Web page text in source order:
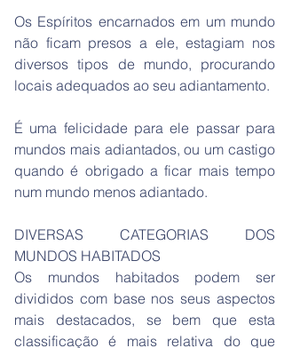
Os Espíritos encarnados em um mundo
não ficam presos a ele, estagiam nos
diversos tipos de mundo, procurando
locais adequados ao seu adiantamento.
É uma felicidade para ele passar para
mundos mais adiantados, ou um castigo
quando é obrigado a ficar mais tempo
num mundo menos adiantado.
DIVERSAS CATEGORIAS DOS
MUNDOS HABITADOS
Os mundos habitados podem ser
divididos com base nos seus aspectos
mais destacados, se bem que esta
classificação é mais relativa do que